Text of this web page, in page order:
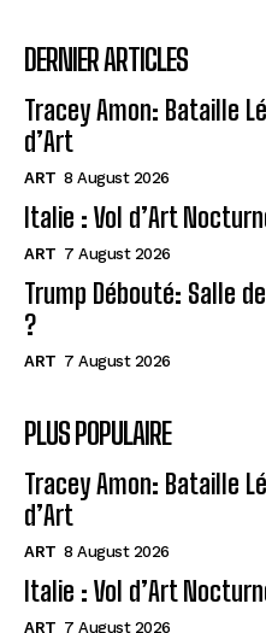
DERNIER ARTICLES
Tracey Amon: Bataille
d’Art
ART 8 August 2026
Italie : Vol d’Art
ART 7 August 2026
Trump Débouté: Salle
?
ART 7 August 2026
PLUS POPULAIRE
Tracey Amon: Bataille
d’Art
ART 8 August 2026
Italie : Vol d’Art
ART 7 August 2026